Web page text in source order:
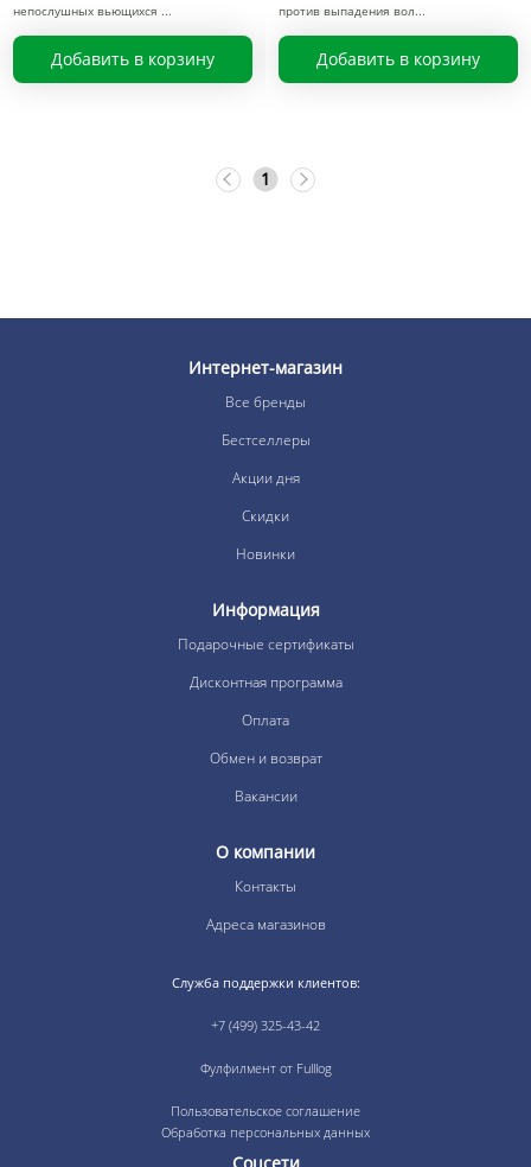
непослушных вьющихся
Добавить в корзину
против выпадения вол
Добавить в корзину
1
Интернет-магазин
Все бренды
Бестселлеры
Акции дня
Скидки
Новинки
Информация
Подарочные сертификаты
Дисконтная программа
Оплата
Обмен и возврат
Вакансии
О компании
Контакты
Адреса магазинов
Служба поддержки клиентов:
+7 (499) 325-43-42
Фулфилмент от Fulllog
Пользовательское соглашение
Обработка персональных данных
Соцсети